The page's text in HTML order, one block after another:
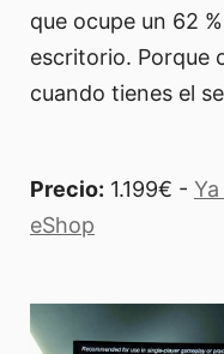
que ocupe un 62
escritorio. Porque
cuando tienes el
Precio: 1.199€ -
eShop